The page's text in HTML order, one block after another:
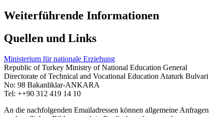
Weiterführende Informationen
Quellen und Links
Ministerium für nationale Erziehung
Republic of Turkey Ministry of National Education General
Directorate of Technical and Vocational Education Ataturk Bulvari
No: 98 Bakanliklar-ANKARA
Tel: ++90 312 419 14 10
An die nachfolgenden Emailadressen können allgemeine Anfragen